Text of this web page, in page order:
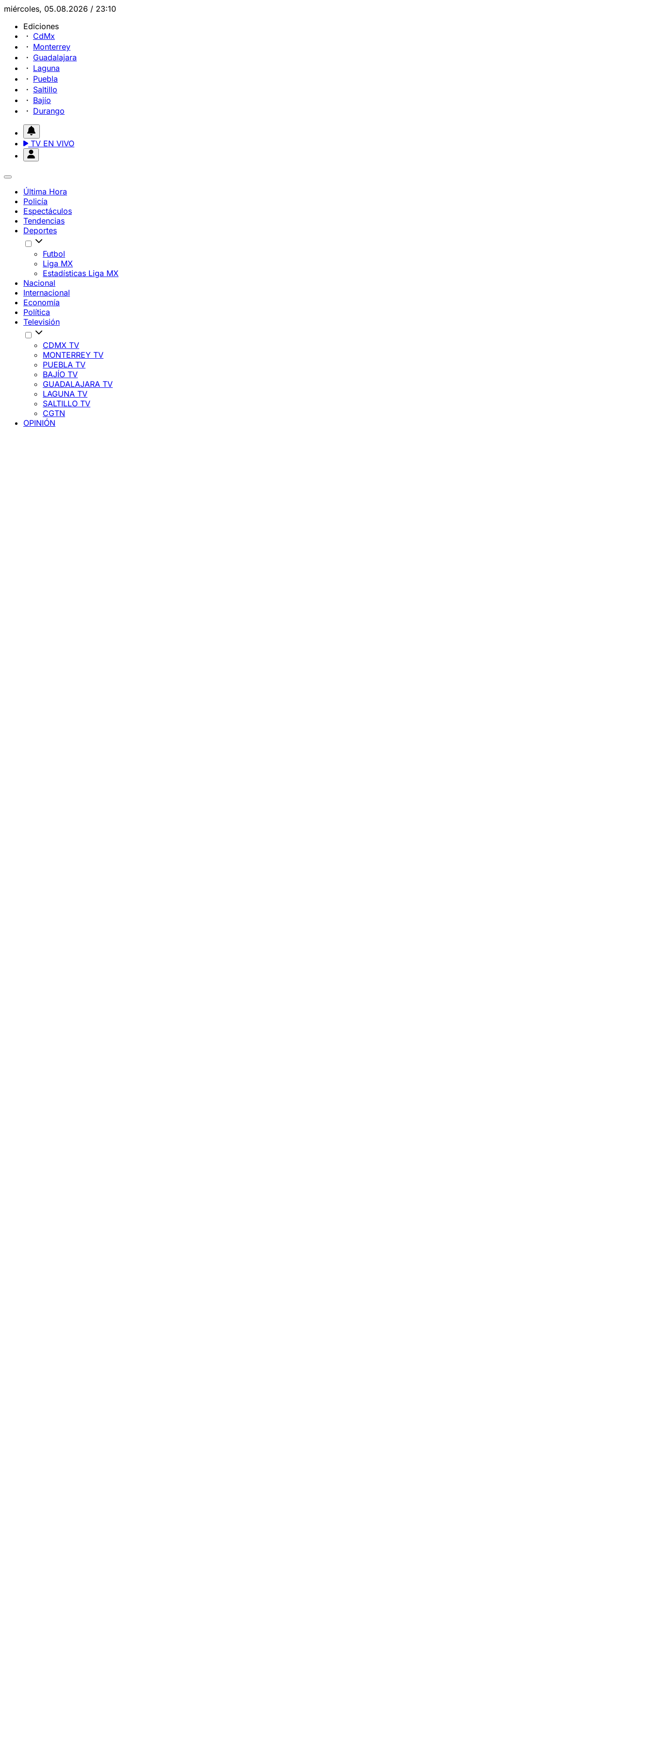
miércoles, 05.08.2026 / 23:10
Ediciones
CdMx
Monterrey
Guadalajara
Laguna
Puebla
Saltillo
Bajío
Durango
TV EN VIVO
Última Hora
Policía
Espectáculos
Tendencias
Deportes
Futbol
Liga MX
Estadísticas Liga MX
Nacional
Internacional
Economía
Política
Televisión
CDMX TV
MONTERREY TV
PUEBLA TV
BAJÍO TV
GUADALAJARA TV
LAGUNA TV
SALTILLO TV
CGTN
OPINIÓN